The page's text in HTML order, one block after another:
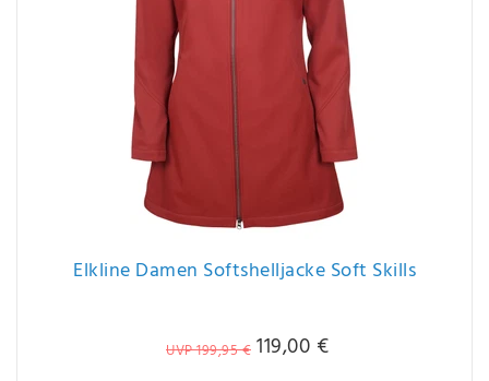
Elkline Damen Softshelljacke Soft Skills
UVP 199,95 € 119,00 €